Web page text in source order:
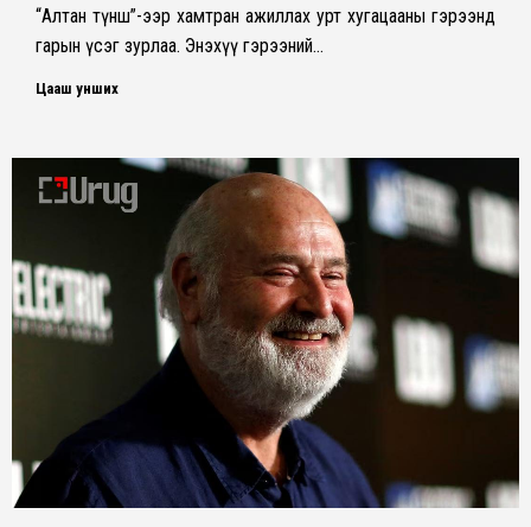
“Алтан түнш”-ээр хамтран ажиллах урт хугацааны гэрээнд
гарын үсэг зурлаа. Энэхүү гэрээний…
Цааш унших